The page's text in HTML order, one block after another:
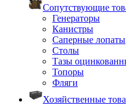
Сопутствующие
Генераторы
Канистры
Саперные лопаты
Столы
Тазы
Топоры
Фляги
Хозяйственные